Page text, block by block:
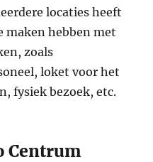
locaties heeft
maken hebben met
zoals
loket voor het
fysiek bezoek, etc.
Centrum